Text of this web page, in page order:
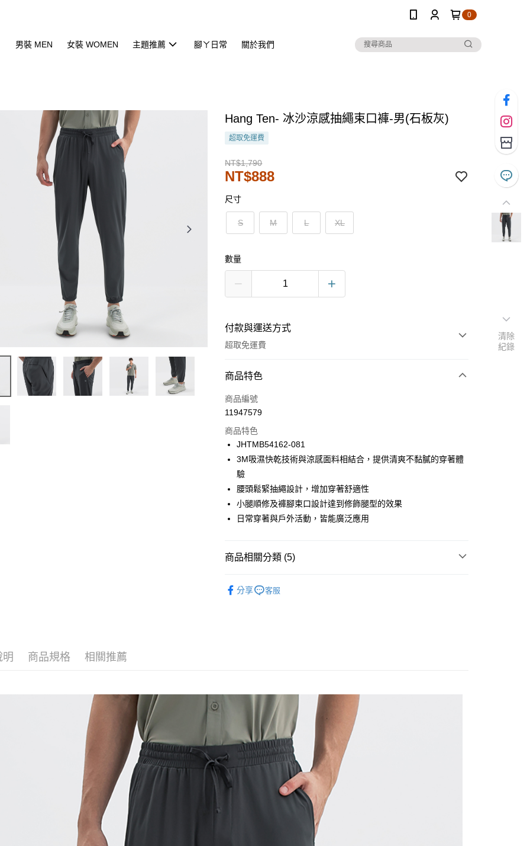
0
男裝 MEN 女裝 WOMEN 主題推薦 腳ㄚ日常 關於我們
Hang Ten- 冰沙涼感抽繩束口褲-男(石板灰)
超取免運費
NT$1,790
NT$888
尺寸
S M L XL
數量
付款與運送方式
超取免運費
付款方式
信用卡一次付款
Apple Pay
街口支付
悠遊付
Google Pay
付款後全家取貨
每筆NT$280
貨到付款
每筆NT$130，滿NT$1,000(含以上)免運費
商品特色
商品編號
11947579
商品特色
JHTMB54162-081
3M吸濕快乾技術與涼感面料相結合，提供清爽不黏膩的穿著體
驗
腰頭鬆緊抽繩設計，增加穿著舒適性
小腿順修及褲腳束口設計達到修飾腿型的效果
日常穿著與戶外活動，皆能廣泛應用
商品相關分類 (5)
分享 客服
明 商品規格 相關推薦
清除
紀錄